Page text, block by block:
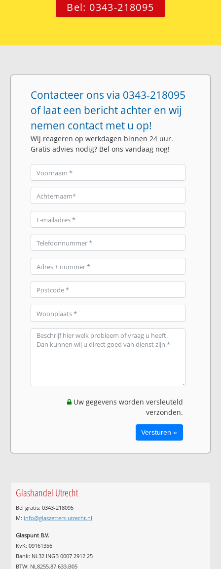
Bel: 0343-218095
Contacteer ons via 0343-218095
of laat een bericht achter en wij
nemen contact met u op!
Wij reageren op werkdagen binnen 24 uur.
Gratis advies nodig? Bel ons vandaag nog!
Uw gegevens worden versleuteld
verzonden.
Glashandel Utrecht
Bel gratis: 0343-218095
M: info@glaszetters-utrecht.nl
Glaspunt B.V.
KvK: 09161356
Bank: NL32 INGB 0007 2912 25
BTW: NL8255.87.633.B05